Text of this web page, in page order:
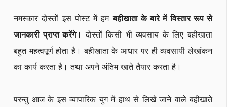
नमस्कार दोस्तों इस पोस्ट में हमबहीखाता के बारे में विस्तार रूप से
जानकारी प्राप्त करेंगे। दोस्तों किसी भी व्यवसाय के लिए बहीखाता
बहुत महत्वपूर्ण होता है। बहीखाता के आधार पर ही व्यवसायी लेखांकन
का कार्य करता है। तथा अपने अंतिम खाते तैयार करता है।
परन्तु आज के इस व्यापारिक युग में हाथ से लिखे जाने वाले बहीखाते